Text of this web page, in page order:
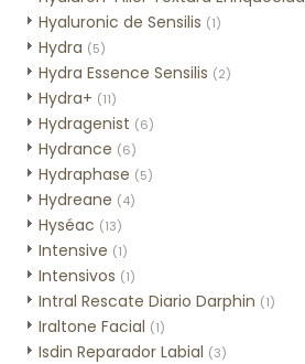
Hyaluronic de Sensilis (1)
Hydra (5)
Hydra Essence Sensilis (2)
Hydra+ (11)
Hydragenist (6)
Hydrance (6)
Hydraphase (5)
Hydreane (4)
Hyséac (13)
Intensive (1)
Intensivos (1)
Intral Rescate Diario Darphin (1)
Iraltone Facial (1)
Isdin Reparador Labial (3)